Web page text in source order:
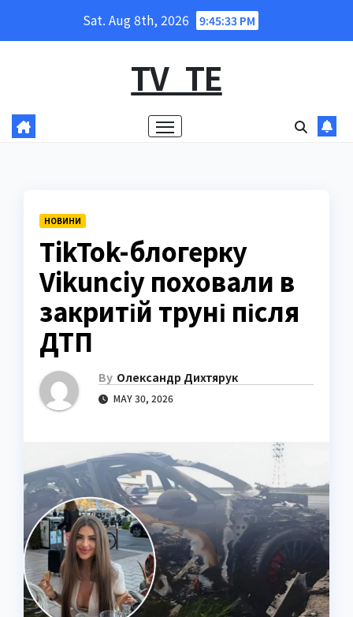
Sat. Aug 8th, 2026 9:45:34 PM
TV_TE
НОВИНИ
TikTok-блогерку
Vikunciy поховали в
закритій труні після
ДТП
By Олександр Дихтярук
MAY 30, 2026